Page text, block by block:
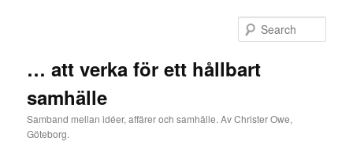
… att verka för ett hållbart
samhälle
Samband mellan idéer, affärer och samhälle. Av Christer Owe,
Göteborg.